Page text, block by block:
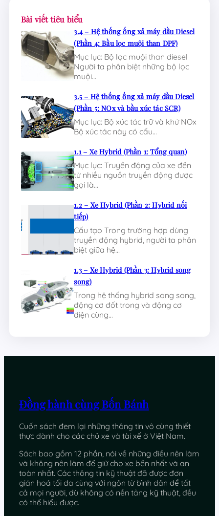
Bài viết tiêu biểu
3.4 – Hệ thống ống xả máy dầu Diesel
(Phần 4: Bầu lọc muội than DPF)
Mục lục: Bộ lọc muội than diesel
Người ta phân biệt những bộ lọc
muội…
3.5 – Hệ thống ống xả máy dầu Diesel
(Phần 5: NOx và bầu xúc tác SCR)
Mục lục: Bộ xúc tác trữ và khử NOx
Bộ xúc tác này có cấu…
1.1 – Xe Hybrid (Phần 1: Tổng quan)
Mục lục: Truyền động của xe đến
từ nhiều nguồn truyền động được
gọi là…
1.2 – Xe Hybrid (Phần 2: Hybrid nối
tiếp)
Cấu tạo Trong trường hợp dùng
truyền động hybrid, người ta phân
biệt giữa hệ…
1.3 – Xe Hybrid (Phần 3: Hybrid song
song)
Trong hệ thống hybrid song song,
động cơ đốt trong và động cơ
điện cùng…
Đồng hành cùng Bốn Bánh
Cuốn sách đem lại những thông tin vô cùng thiết
thực dành cho các chủ xe và tài xế ở Việt Nam.
Sách bao gồm 12 phần, nói về những điều nên làm
và không nên làm để giữ cho xe bền nhất và an
toàn nhất. Các thông tin kỹ thuật đã được đơn
giản hoá tối đa cùng với ngôn từ bình dân để tất
cả mọi người, dù không có nền tảng kỹ thuật, đều
có thể hiểu được.